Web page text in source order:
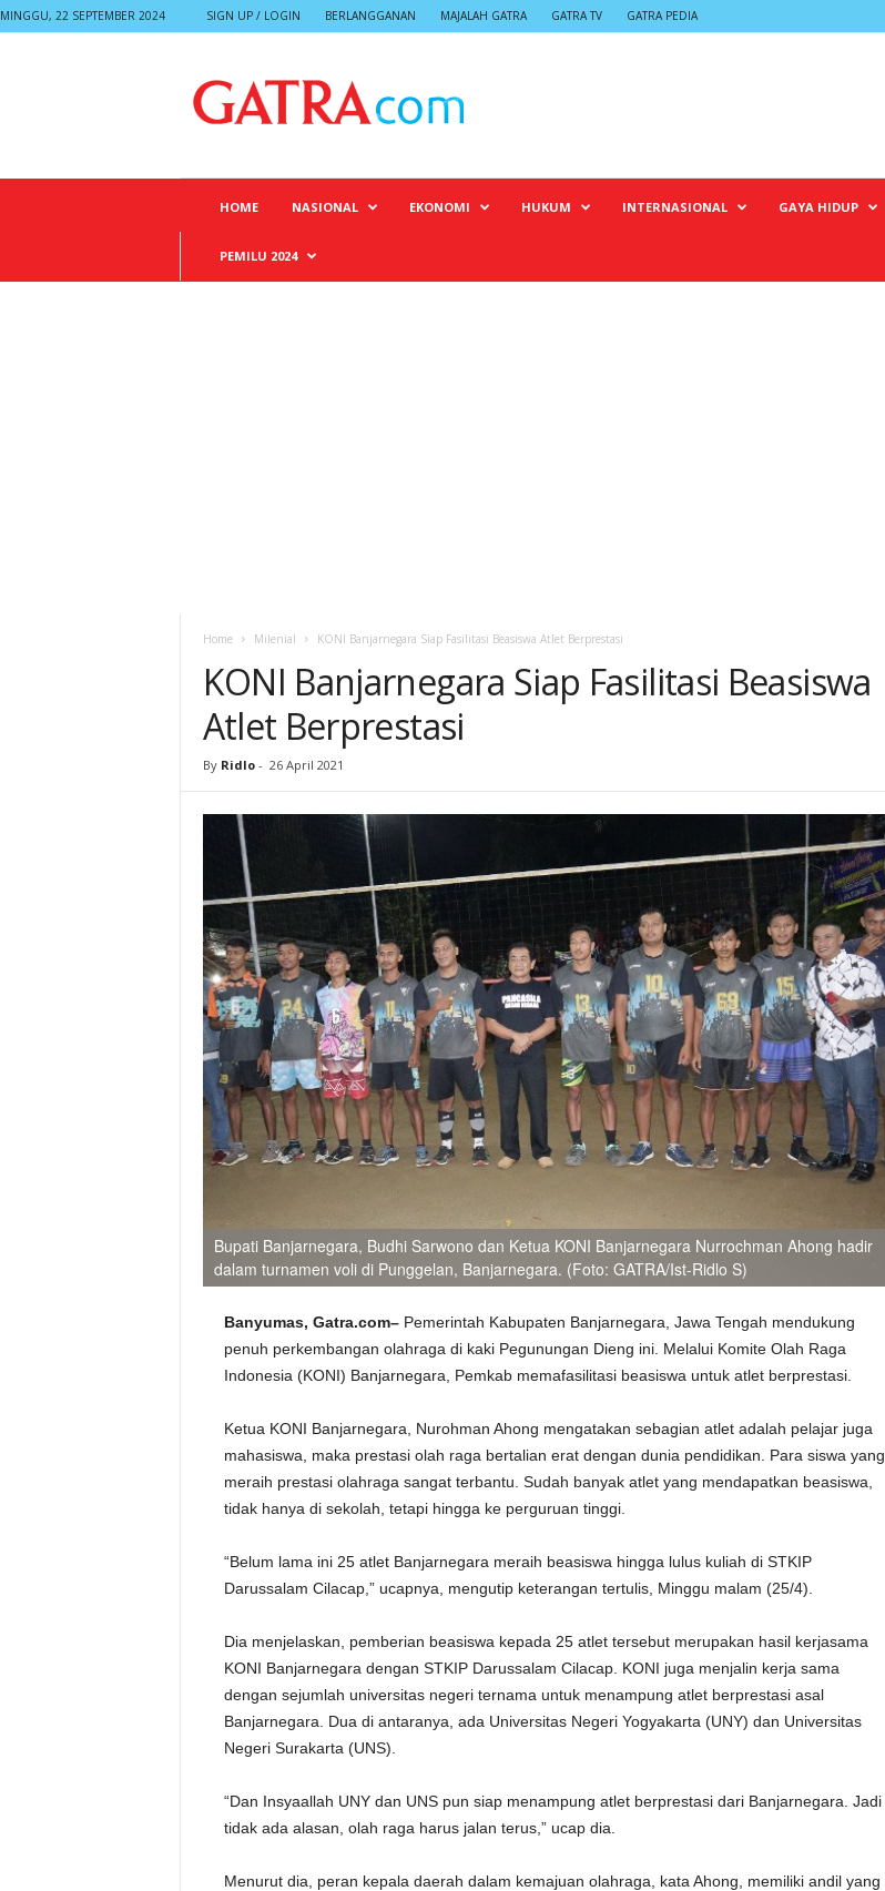
MINGGU, 22 SEPTEMBER 2024 SIGN UP / LOGIN BERLANGGANAN MAJALAH GATRA GATRA TV GATRA PEDIA
HOME NASIONAL EKONOMI HUKUM INTERNASIONAL GAYA HIDUP
PEMILU 2024
Home Milenial KONI Banjarnegara Siap Fasilitasi Beasiswa Atlet Berprestasi
KONI Banjarnegara Siap Fasilitasi Beasiswa
Atlet Berprestasi
By Ridlo - 26 April 2021
Bupati Banjarnegara, Budhi Sarwono dan Ketua KONI Banjarnegara Nurrochman Ahong hadir
dalam turnamen voli di Punggelan, Banjarnegara. (Foto: GATRA/Ist-Ridlo S)
Banyumas, Gatra.com–Pemerintah Kabupaten Banjarnegara, Jawa Tengah mendukung
penuh perkembangan olahraga di kaki Pegunungan Dieng ini. Melalui Komite Olah Raga
Indonesia (KONI) Banjarnegara, Pemkab memafasilitasi beasiswa untuk atlet berprestasi.
Ketua KONI Banjarnegara, Nurohman Ahong mengatakan sebagian atlet adalah pelajar juga
mahasiswa, maka prestasi olah raga bertalian erat dengan dunia pendidikan. Para siswa yang
meraih prestasi olahraga sangat terbantu. Sudah banyak atlet yang mendapatkan beasiswa,
tidak hanya di sekolah, tetapi hingga ke perguruan tinggi.
“Belum lama ini 25 atlet Banjarnegara meraih beasiswa hingga lulus kuliah di STKIP
Darussalam Cilacap,” ucapnya, mengutip keterangan tertulis, Minggu malam (25/4).
Dia menjelaskan, pemberian beasiswa kepada 25 atlet tersebut merupakan hasil kerjasama
KONI Banjarnegara dengan STKIP Darussalam Cilacap. KONI juga menjalin kerja sama
dengan sejumlah universitas negeri ternama untuk menampung atlet berprestasi asal
Banjarnegara. Dua di antaranya, ada Universitas Negeri Yogyakarta (UNY) dan Universitas
Negeri Surakarta (UNS).
“Dan Insyaallah UNY dan UNS pun siap menampung atlet berprestasi dari Banjarnegara. Jadi
tidak ada alasan, olah raga harus jalan terus,” ucap dia.
Menurut dia, peran kepala daerah dalam kemajuan olahraga, kata Ahong, memiliki andil yang